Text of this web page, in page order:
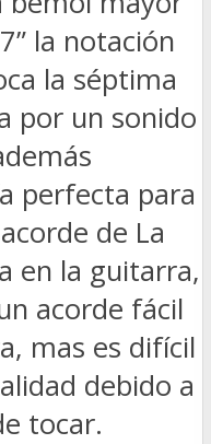
la notación
la séptima
por un sonido
perfecta para
de La
en la guitarra,
acorde fácil
mas es difícil
debido a
tocar.